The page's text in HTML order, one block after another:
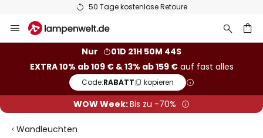
50 Tage kostenlose Retoure
Inhalt
Nur
01D 21H 50M 43S
EXTRA 10% ab 109 € & 13% ab 159 €auf fast alles
Code:RABATT kopieren
WOW Week:Bis zu -70%
Wandleuchten